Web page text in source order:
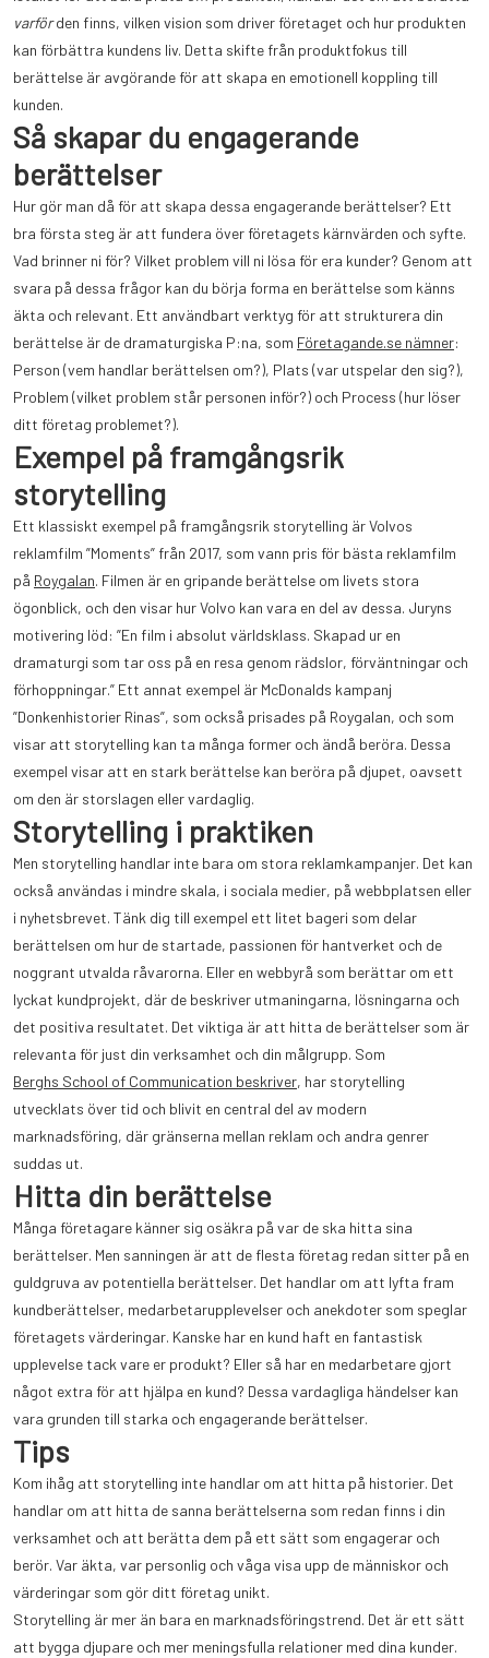
varförden finns, vilken vision som driver företaget och hur produkten
kan förbättra kundens liv. Detta skifte från produktfokus till
berättelse är avgörande för att skapa en emotionell koppling till
kunden.
Så skapar du engagerande
berättelser
Hur gör man då för att skapa dessa engagerande berättelser? Ett
bra första steg är att fundera över företagets kärnvärden och syfte.
Vad brinner ni för? Vilket problem vill ni lösa för era kunder? Genom att
svara på dessa frågor kan du börja forma en berättelse som känns
äkta och relevant. Ett användbart verktyg för att strukturera din
berättelse är de dramaturgiska P:na, som Företagande.se nämner:
Person (vem handlar berättelsen om?), Plats (var utspelar den sig?),
Problem (vilket problem står personen inför?) och Process (hur löser
ditt företag problemet?).
Exempel på framgångsrik
storytelling
Ett klassiskt exempel på framgångsrik storytelling är Volvos
reklamfilm ”Moments” från 2017, som vann pris för bästa reklamfilm
på Roygalan. Filmen är en gripande berättelse om livets stora
ögonblick, och den visar hur Volvo kan vara en del av dessa. Juryns
motivering löd: ”En film i absolut världsklass. Skapad ur en
dramaturgi som tar oss på en resa genom rädslor, förväntningar och
förhoppningar.” Ett annat exempel är McDonalds kampanj
”Donkenhistorier Rinas”, som också prisades på Roygalan, och som
visar att storytelling kan ta många former och ändå beröra. Dessa
exempel visar att en stark berättelse kan beröra på djupet, oavsett
om den är storslagen eller vardaglig.
Storytelling i praktiken
Men storytelling handlar inte bara om stora reklamkampanjer. Det kan
också användas i mindre skala, i sociala medier, på webbplatsen eller
i nyhetsbrevet. Tänk dig till exempel ett litet bageri som delar
berättelsen om hur de startade, passionen för hantverket och de
noggrant utvalda råvarorna. Eller en webbyrå som berättar om ett
lyckat kundprojekt, där de beskriver utmaningarna, lösningarna och
det positiva resultatet. Det viktiga är att hitta de berättelser som är
relevanta för just din verksamhet och din målgrupp. Som
Berghs School of Communication beskriver, har storytelling
utvecklats över tid och blivit en central del av modern
marknadsföring, där gränserna mellan reklam och andra genrer
suddas ut.
Hitta din berättelse
Många företagare känner sig osäkra på var de ska hitta sina
berättelser. Men sanningen är att de flesta företag redan sitter på en
guldgruva av potentiella berättelser. Det handlar om att lyfta fram
kundberättelser, medarbetarupplevelser och anekdoter som speglar
företagets värderingar. Kanske har en kund haft en fantastisk
upplevelse tack vare er produkt? Eller så har en medarbetare gjort
något extra för att hjälpa en kund? Dessa vardagliga händelser kan
vara grunden till starka och engagerande berättelser.
Tips
Kom ihåg att storytelling inte handlar om att hitta på historier. Det
handlar om att hitta de sanna berättelserna som redan finns i din
verksamhet och att berätta dem på ett sätt som engagerar och
berör. Var äkta, var personlig och våga visa upp de människor och
värderingar som gör ditt företag unikt.
Storytelling är mer än bara en marknadsföringstrend. Det är ett sätt
att bygga djupare och mer meningsfulla relationer med dina kunder.